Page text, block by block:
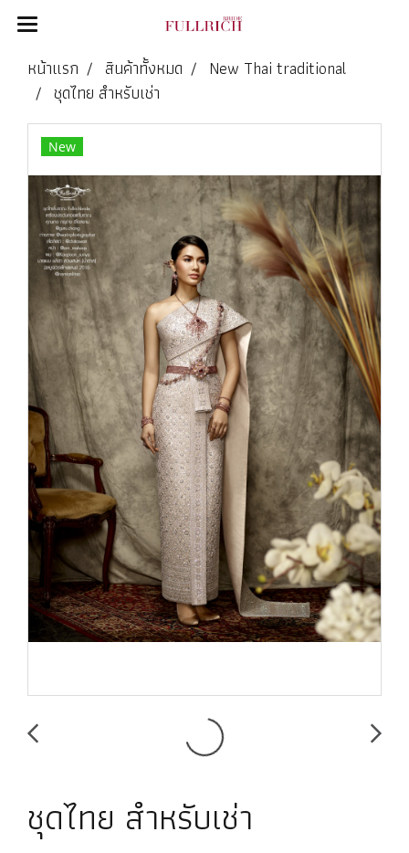
หน้าแรก สินค้าทั้งหมด
New Thai traditional
ชุดไทย สำหรับเช่า
New
ชุดไทย สำหรับเช่า